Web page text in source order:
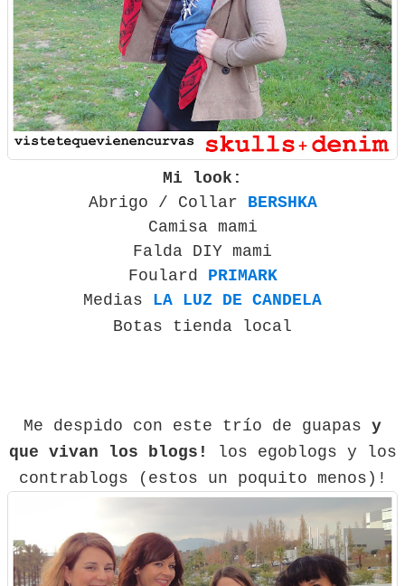
Mi look:
Abrigo / Collar
BERSHKA
Camisa mami
Falda DIY mami
Foulard PRIMARK
Medias LA LUZ DE CANDELA
Botas tienda local
Me despido con este trío de guapas y
que vivan los blogs!
los egoblogs y los
contrablogs (estos un poquito menos)!